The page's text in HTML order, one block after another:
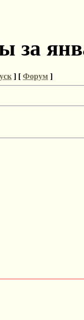
за
] [ Форум ]